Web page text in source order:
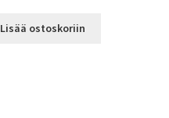
Lisää ostoskoriin